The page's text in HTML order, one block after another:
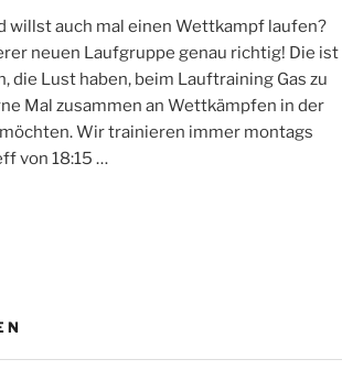
willst auch mal einen Wettkampf laufen?
neuen Laufgruppe genau richtig! Die ist
die Lust haben, beim Lauftraining Gas zu
Mal zusammen an Wettkämpfen in der
Wir trainieren immer montags
von 18:15 …